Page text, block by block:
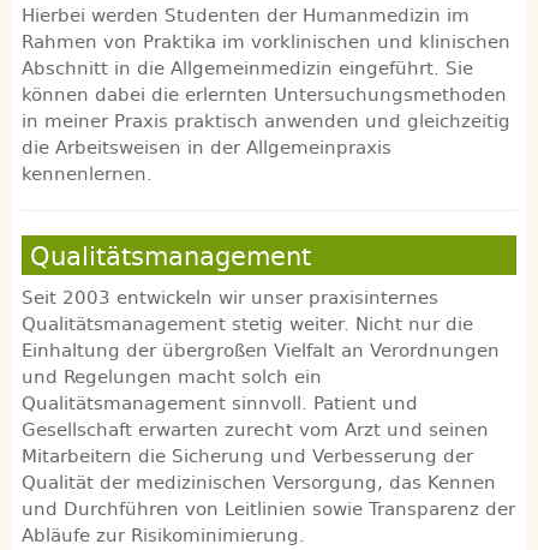
Hierbei werden Studenten der Humanmedizin im
Rahmen von Praktika im vorklinischen und klinischen
Abschnitt in die Allgemeinmedizin eingeführt. Sie
können dabei die erlernten Untersuchungsmethoden
in meiner Praxis praktisch anwenden und gleichzeitig
die Arbeitsweisen in der Allgemeinpraxis
kennenlernen.
Qualitätsmanagement
Seit 2003 entwickeln wir unser praxisinternes
Qualitätsmanagement stetig weiter. Nicht nur die
Einhaltung der übergroßen Vielfalt an Verordnungen
und Regelungen macht solch ein
Qualitätsmanagement sinnvoll. Patient und
Gesellschaft erwarten zurecht vom Arzt und seinen
Mitarbeitern die Sicherung und Verbesserung der
Qualität der medizinischen Versorgung, das Kennen
und Durchführen von Leitlinien sowie Transparenz der
Abläufe zur Risikominimierung.